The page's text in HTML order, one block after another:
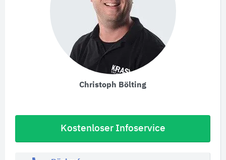
Christoph Bölting
Kostenloser Infoservice